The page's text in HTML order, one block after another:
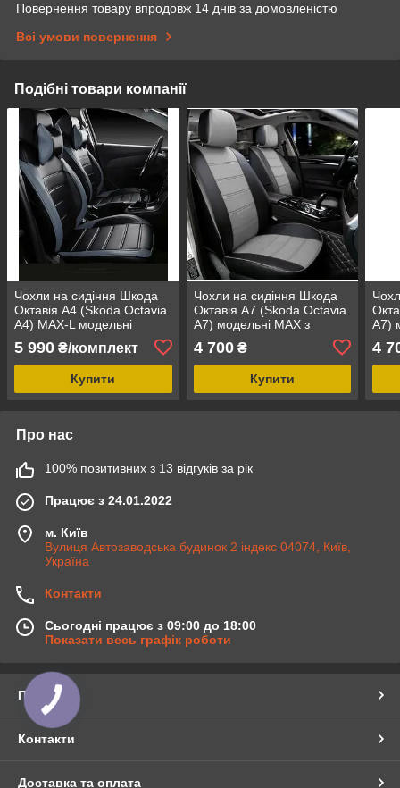
Повернення товару впродовж 14 днів за домовленістю
Всі умови повернення
Подібні товари компанії
Чохли на сидіння Шкода
Октавія А4 (Skoda Octavia
A4) MAX-L модельні
аригона
5 990 ₴/комплект
Купити
Чохли на сидіння Шкода
Октавія А7 (Skoda Octavia
A7) модельні MAX з
графіт
4 700₴
Купити
A7)
4
Про нас
100% позитивних з 13 відгуків за рік
Працює з 24.01.2022
м. Київ
Вулиця Автозаводська будинок 2 індекс 04074, Київ,
Україна
Контакти
Сьогодні працює з 09:00 до 18:00
Показати весь графік роботи
Про нас
Контакти
Доставка та оплата